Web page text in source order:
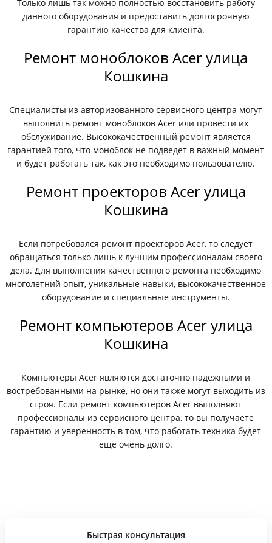
Только лишь так можно полностью восстановить работу
данного оборудования и предоставить долгосрочную
гарантию качества для клиента.
Ремонт моноблоков Acer улица
Кошкина
Специалисты из авторизованного сервисного центра могут
выполнить ремонт моноблоков Acer или провести их
обслуживание. Высококачественный ремонт является
гарантией того, что моноблок не подведет в важный момент
и будет работать так, как это необходимо пользователю.
Ремонт проекторов Acer улица
Кошкина
Если потребовался ремонт проекторов Acer, то следует
обращаться только лишь к лучшим профессионалам своего
дела. Для выполнения качественного ремонта необходимо
многолетний опыт, уникальные навыки, высококачественное
оборудование и специальные инструменты.
Ремонт компьютеров Acer улица
Кошкина
Компьютеры Acer являются достаточно надежными и
востребованными на рынке, но они также могут выходить из
строя. Если ремонт компьютеров Acer выполняют
профессионалы из сервисного центра, то вы получаете
гарантию и уверенность в том, что работать техника будет
еще очень долго.
Быстрая консультация